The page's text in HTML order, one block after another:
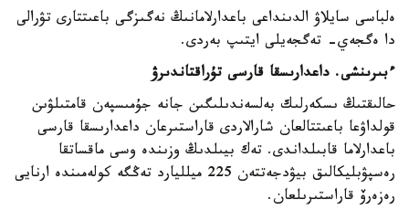
ەلباسى سايلاۋ الدىنداعى باعدارلامانىڭ نەگىزگى باعىتتارى تۋرالى
دا ەگجەي- تەگجەيلى ايتىپ بەردى.
ءبىرىنشى. داعدارىسقا قارسى تۇراقتاندىرۋ
حالىقتىڭ ىسكەرلىك بەلسەندىلىگىن جانە جۇمىسپەن قامتىلۋىن
قولداۋعا باعىتتالعان شارالاردى قاراستىرعان داعدارىسقا قارسى
باعدارلاما قابىلداندى. تەك بيىلدىڭ وزىندە وسى ماقساتقا
رەسپۋبليكالىق بيۋدجەتتەن 225 ميلليارد تەڭگە كولەمىندە ارنايى
رەزەرۆ قاراستىرىلعان.